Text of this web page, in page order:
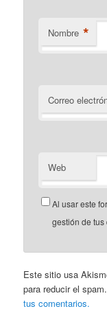
Nombre *
Correo
Web
Al usar este
gestión de
Este sitio usa
para reducir el
tus comentarios.